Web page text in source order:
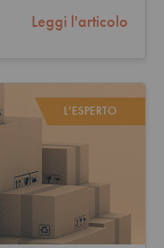
Leggi l'articolo
L’ESPERTO